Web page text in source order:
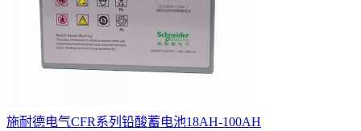
施耐德电气CFR系列铅酸蓄电池18AH-100AH